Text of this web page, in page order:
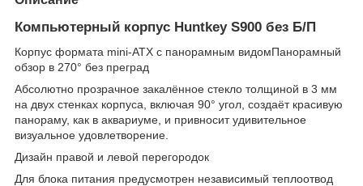
Компьютерный корпус Huntkey S900 без Б/П
Корпус формата mini-ATX с панорамным видомПанорамный
обзор в 270° без преград
Абсолютно прозрачное закалённое стекло толщиной в 3 мм
на двух стенках корпуса, включая 90° угол, создаёт красивую
панораму, как в аквариуме, и привносит удивительное
визуальное удовлетворение.
Дизайн правой и левой перегородок
Для блока питания предусмотрен независимый теплоотвод